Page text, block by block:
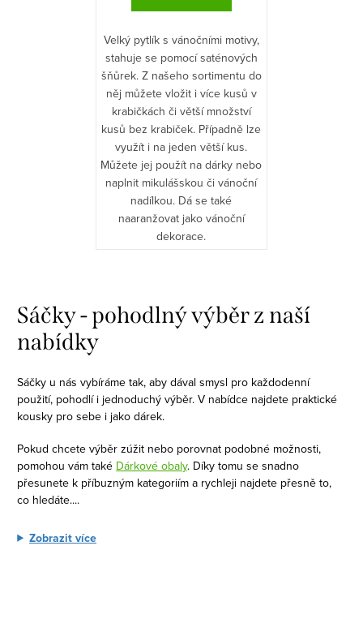
Velký pytlík s vánočními motivy,
stahuje se pomocí saténových
šňůrek. Z našeho sortimentu do
něj můžete vložit i více kusů v
krabičkách či větší množství
kusů bez krabiček. Případně lze
využít i na jeden větší kus.
Můžete jej použít na dárky nebo
naplnit mikulášskou či vánoční
nadílkou. Dá se také
naaranžovat jako vánoční
dekorace.
v
l
á
a
c
p
r
v
y
Sáčky - pohodlný výběr z naší
nabídky
Sáčky u nás vybíráme tak, aby dával smysl pro každodenní
použití, pohodlí i jednoduchý výběr. V nabídce najdete praktické
kousky pro sebe i jako dárek.
Pokud chcete výběr zúžit nebo porovnat podobné možnosti,
pomohou vám také Dárkové obaly. Díky tomu se snadno
přesunete k příbuzným kategoriím a rychleji najdete přesně to,
co hledáte....
Zobrazit více